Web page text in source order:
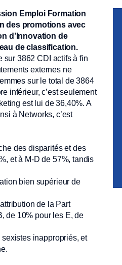
Emploi Formation
des promotions avec
d’Innovation de
de classification.
sur 3862 CDI actifs à fin
externes ne
sur le total de 3864
inférieur, c’est seulement
est lui de 36,40%. A
à Networks, c’est
des disparités et des
et à M-D de 57%, tandis
bien supérieur de
de la Part
de 10% pour les E, de
inappropriés, et